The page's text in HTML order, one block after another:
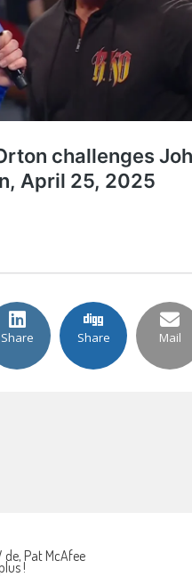
Share Share Mail
de, Pat McAfee
!